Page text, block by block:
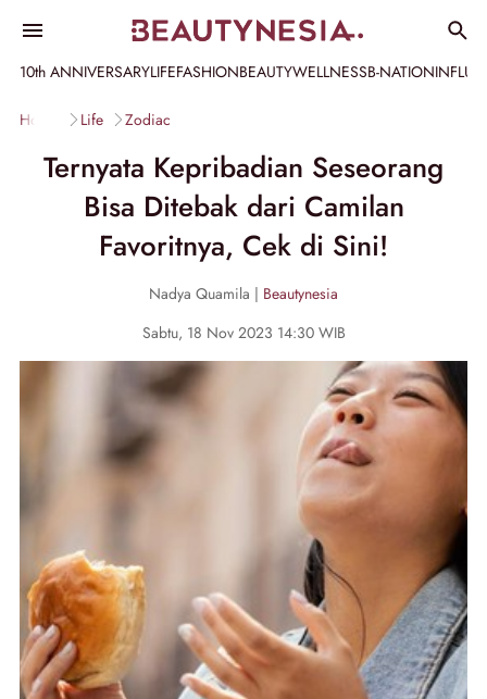
10th ANNIVERSARYLIFEFASHIONBEAUTYWELLNESSB-NATION
Home Life Zodiac
Ternyata Kepribadian Seseorang
Bisa Ditebak dari Camilan
Favoritnya, Cek di Sini!
Nadya Quamila | Beautynesia
Sabtu, 18 Nov 2023 14:30 WIB